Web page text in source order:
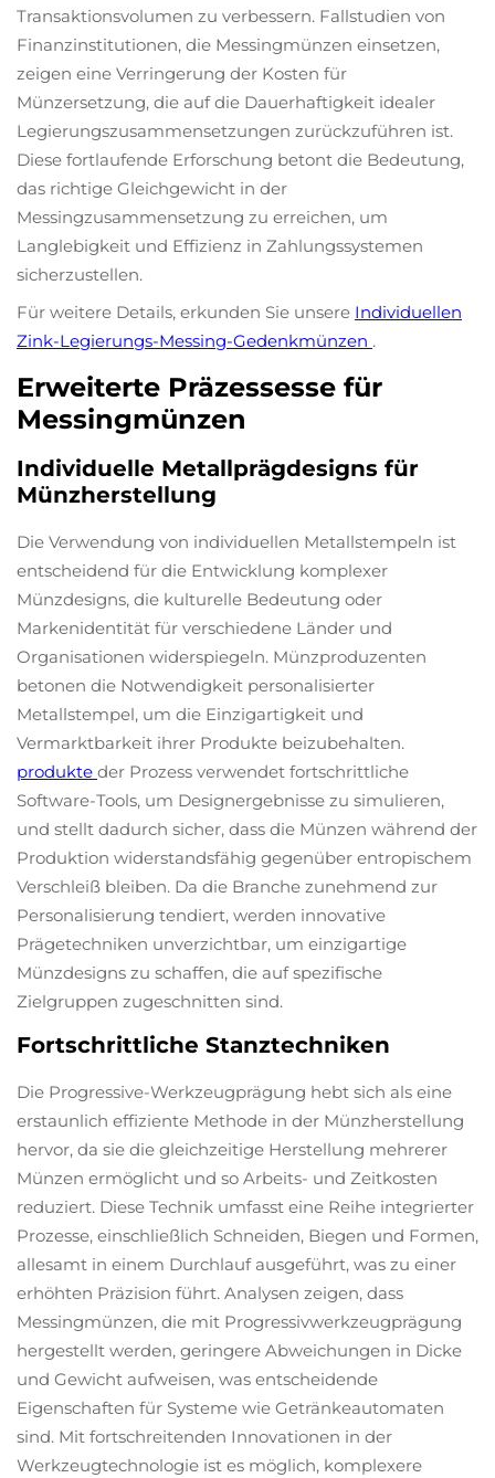
Transaktionsvolumen zu verbessern. Fallstudien von
Finanzinstitutionen, die Messingmünzen einsetzen,
zeigen eine Verringerung der Kosten für
Münzersetzung, die auf die Dauerhaftigkeit idealer
Legierungszusammensetzungen zurückzuführen ist.
Diese fortlaufende Erforschung betont die Bedeutung,
das richtige Gleichgewicht in der
Messingzusammensetzung zu erreichen, um
Langlebigkeit und Effizienz in Zahlungssystemen
sicherzustellen.
Für weitere Details, erkunden Sie unsere Individuellen
Zink-Legierungs-Messing-Gedenkmünzen .
Erweiterte Präzessesse für
Messingmünzen
Individuelle Metallprägdesigns für
Münzherstellung
Die Verwendung von individuellen Metallstempeln ist
entscheidend für die Entwicklung komplexer
Münzdesigns, die kulturelle Bedeutung oder
Markenidentität für verschiedene Länder und
Organisationen widerspiegeln. Münzproduzenten
betonen die Notwendigkeit personalisierter
Metallstempel, um die Einzigartigkeit und
Vermarktbarkeit ihrer Produkte beizubehalten.
produkte der Prozess verwendet fortschrittliche
Software-Tools, um Designergebnisse zu simulieren,
und stellt dadurch sicher, dass die Münzen während der
Produktion widerstandsfähig gegenüber entropischem
Verschleiß bleiben. Da die Branche zunehmend zur
Personalisierung tendiert, werden innovative
Prägetechniken unverzichtbar, um einzigartige
Münzdesigns zu schaffen, die auf spezifische
Zielgruppen zugeschnitten sind.
Fortschrittliche Stanztechniken
Die Progressive-Werkzeugprägung hebt sich als eine
erstaunlich effiziente Methode in der Münzherstellung
hervor, da sie die gleichzeitige Herstellung mehrerer
Münzen ermöglicht und so Arbeits- und Zeitkosten
reduziert. Diese Technik umfasst eine Reihe integrierter
Prozesse, einschließlich Schneiden, Biegen und Formen,
allesamt in einem Durchlauf ausgeführt, was zu einer
erhöhten Präzision führt. Analysen zeigen, dass
Messingmünzen, die mit Progressivwerkzeugprägung
hergestellt werden, geringere Abweichungen in Dicke
und Gewicht aufweisen, was entscheidende
Eigenschaften für Systeme wie Getränkeautomaten
sind. Mit fortschreitenden Innovationen in der
Werkzeugtechnologie ist es möglich, komplexere